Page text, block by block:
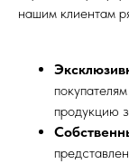
нашим клиентам
продукцию